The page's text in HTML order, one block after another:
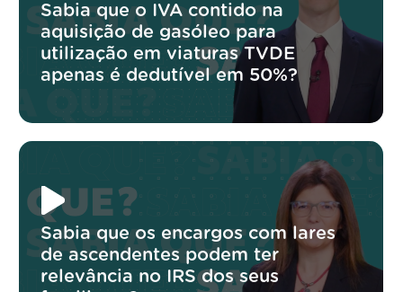
Sabia que o IVA contido na
aquisição de gasóleo para
utilização em viaturas TVDE
apenas é dedutível em 50%?
Sabia que os encargos com lares
de ascendentes podem ter
relevância no IRS dos seus